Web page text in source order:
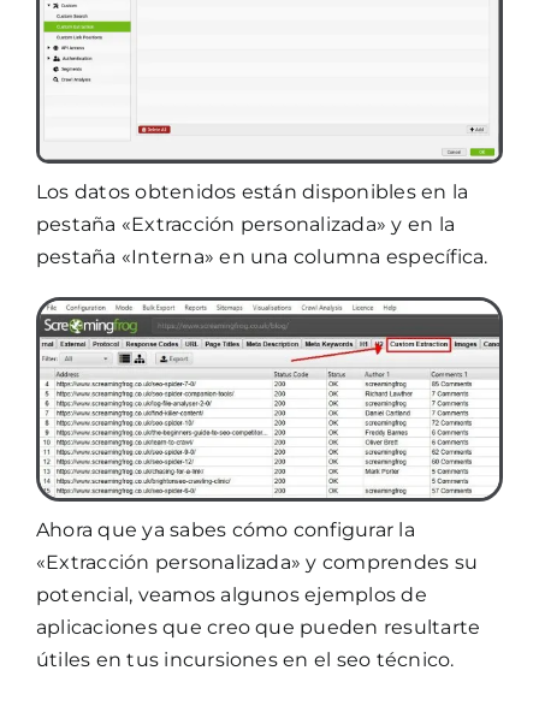
Los datos obtenidos están disponibles en la
pestaña «Extracción personalizada» y en la
pestaña «Interna» en una columna específica.
Ahora que ya sabes cómo configurar la
«Extracción personalizada» y comprendes su
potencial, veamos algunos ejemplos de
aplicaciones que creo que pueden resultarte
útiles en tus incursiones en el seo técnico.